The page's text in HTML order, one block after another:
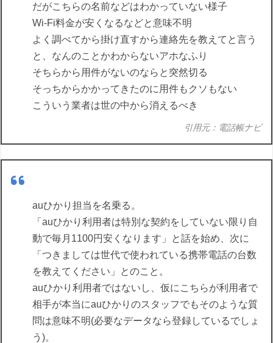
だがこちらの名前などはわかっていない様子
Wi-Fi料金が安くなるなどと意味不明
よく調べてから掛け直すから連絡先を教えてと言う
と、なんのことかわからないアホなふり
そちらから用件がないのならと突然切る
そっちからかかってきたのに用件もクソもない
こういう業者は世の中から消えるべき
引用元：電話帳ナビ
auひかり担当を名乗る。
「auひかり利用者は特別な契約をしていない限り自
動で毎月1100円安くなります」と話を始め、次に
「つきましては世代で使われている携帯電話の台数
を教えてください」とのこと。
auひかり利用者ではないし、仮にこちらが利用者で
相手が本当にauひかりのスタッフでもそのような質
問は意味不明(必要なデータなら登録しているでしょ
う)。